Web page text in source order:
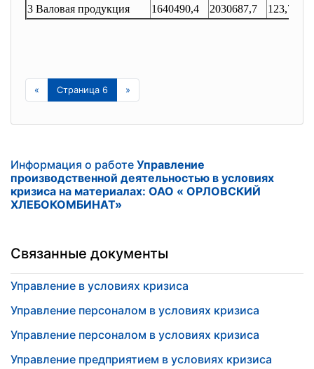
3 Валовая продукция
1640490,4 2030687,7 123,79
« Страница 6 »
Информация о работе Управление
производственной деятельностью в условиях
кризиса на материалах: ОАО « ОРЛОВСКИЙ
ХЛЕБОКОМБИНАТ»
Связанные документы
Управление в условиях кризиса
Управление персоналом в условиях кризиса
Управление персоналом в условиях кризиса
Управление предприятием в условиях кризиса